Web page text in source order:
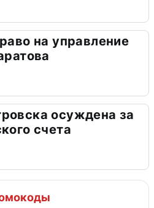
на управление
осуждена за
счета